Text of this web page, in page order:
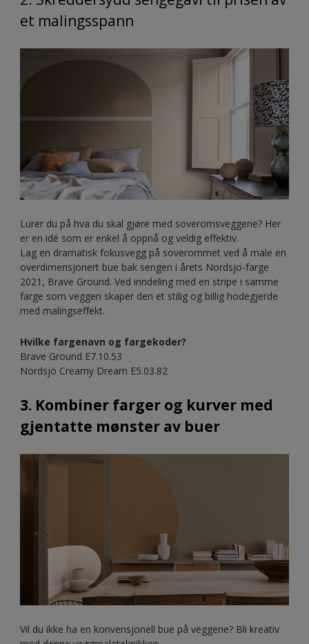
et malingsspann
Lurer du på hva du skal gjøre med soveromsveggene? Her
er en idé som er enkel å oppnå og veldig effektiv.
Lag en dramatisk fokusvegg på soverommet ved å male en
overdimensjonert bue bak sengen i årets Nordsjo-farge
2021, Brave Ground. Ved inndeling med en stripe i samme
farge som veggen skaper den et stilig og billig hodegjerde
med malingseffekt.
Hvilke fargenavn og fargekoder?
Brave Ground E7.10.53
Nordsjö Creamy Dream E5.03.82
3. Kombiner farger og kurver med
gjentatte mønster av buer
Vil du ikke ha en konvensjonell bue på veggene? Bli kreativ